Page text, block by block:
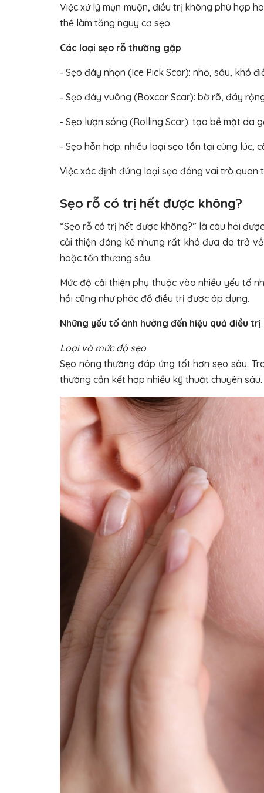
Việc xử lý mụn muộn, điều trị không phù hợp
thể làm tăng nguy cơ sẹo.
Các loại sẹo rỗ thường gặp
- Sẹo đáy nhọn (Ice Pick Scar): nhỏ, sâu, khó
- Sẹo đáy vuông (Boxcar Scar): bờ rõ, đáy
- Sẹo lượn sóng (Rolling Scar): tạo bề mặt da
- Sẹo hỗn hợp: nhiều loại sẹo tồn tại cùng lúc,
Việc xác định đúng loại sẹo đóng vai trò
Sẹo rỗ có trị hết được không?
“Sẹo rỗ có trị hết được không?” là câu hỏi
cải thiện đáng kể nhưng rất khó đưa da trở
hoặc tổn thương sâu.
Mức độ cải thiện phụ thuộc vào nhiều yếu tố
hồi cũng như phác đồ điều trị được áp dụng.
Những yếu tố ảnh hưởng đến hiệu quả điều trị
Loại và mức độ sẹo
Sẹo nông thường đáp ứng tốt hơn sẹo sâu.
thường cần kết hợp nhiều kỹ thuật chuyên sâu.